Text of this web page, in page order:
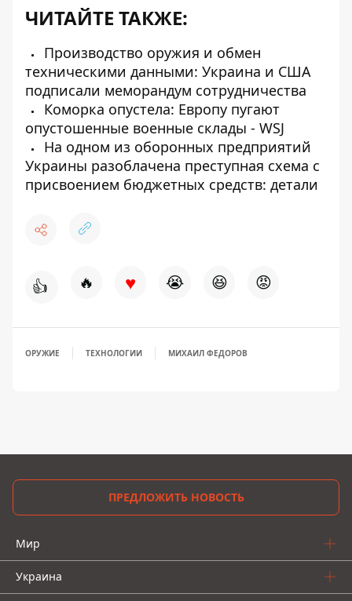
ЧИТАЙТЕ ТАКЖЕ:
Производство оружия и обмен
техническими данными: Украина и США
подписали меморандум сотрудничества
Коморка опустела: Европу пугают
опустошенные военные склады - WSJ
На одном из оборонных предприятий
Украины разоблачена преступная схема с
присвоением бюджетных средств: детали
👍 🔥 ♥ 😭 😆 😡
ОРУЖИЕ ТЕХНОЛОГИИ МИХАИЛ ФЕДОРОВ
ПРЕДЛОЖИТЬ НОВОСТЬ
Мир
Украина